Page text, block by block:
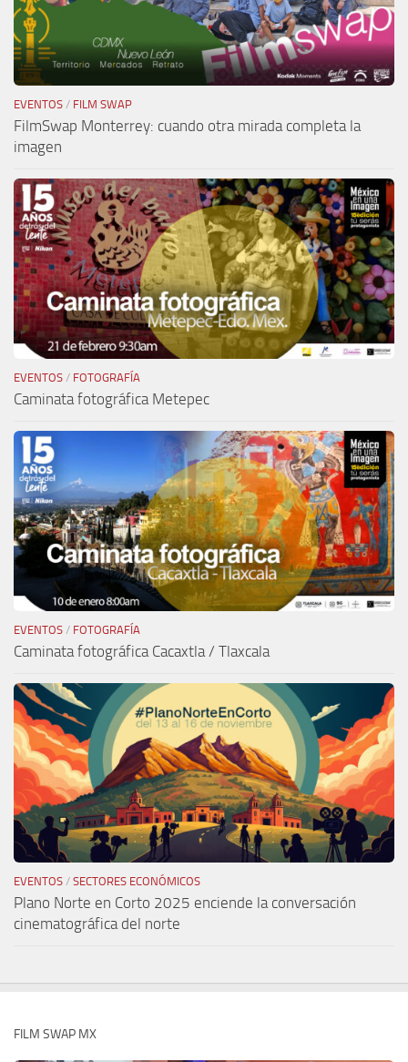
EVENTOS / FILM SWAP
FilmSwap Monterrey: cuando otra mirada completa la
imagen
EVENTOS / FOTOGRAFÍA
Caminata fotográfica Metepec
EVENTOS / FOTOGRAFÍA
Caminata fotográfica Cacaxtla / Tlaxcala
EVENTOS / SECTORES ECONÓMICOS
Plano Norte en Corto 2025 enciende la conversación
cinematográfica del norte
FILM SWAP MX